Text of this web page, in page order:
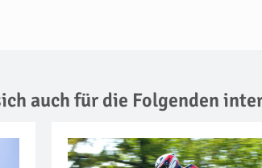
auch für die Folgenden